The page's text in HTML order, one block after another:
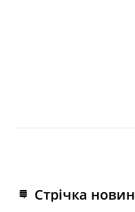
Стрічка новин